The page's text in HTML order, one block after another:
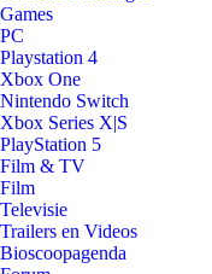
Games
PC
Playstation 4
Xbox One
Nintendo Switch
Xbox Series X|S
PlayStation 5
Film & TV
Film
Televisie
Trailers en Videos
Bioscoopagenda